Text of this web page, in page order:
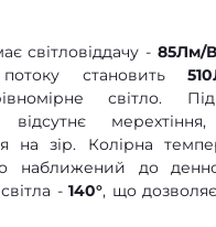
світловіддачу - 85Лм/
становить
світло.
відсутнє
на зір. Колірна
наближений до
-140°, що дозволяє